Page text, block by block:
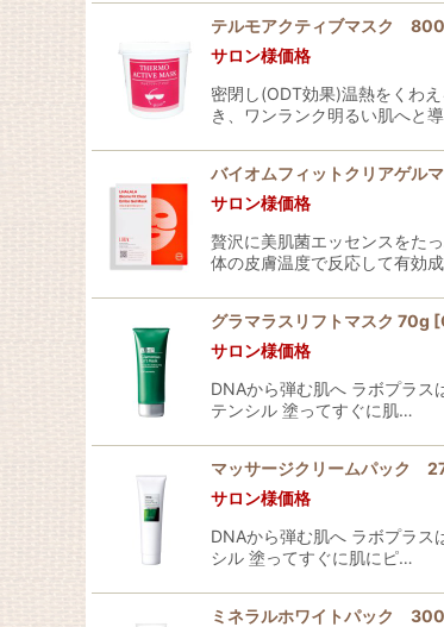
テルモアクティブマスク
サロン様価格
密閉し(ODT効果)温熱をくわ
き、ワンランク明るい肌へと
バイオムフィットクリアゲル
サロン様価格
贅沢に美肌菌エッセンスをた
体の皮膚温度で反応して有効
グラマラスリフトマスク 70g [
サロン様価格
DNAから弾む肌へ ラボプラ
テンシル 塗ってすぐに肌…
マッサージクリームパック
サロン様価格
DNAから弾む肌へ ラボプラ
シル 塗ってすぐに肌にピ…
ミネラルホワイトパック